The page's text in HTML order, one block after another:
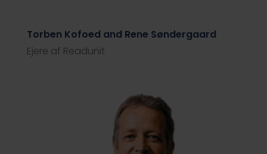
Torben Kofoed and Rene Søndergaard
Ejere af Readunit